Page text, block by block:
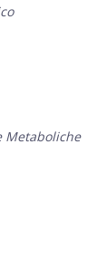
Metaboliche